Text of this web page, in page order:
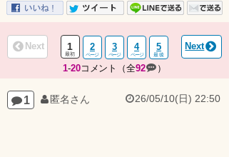
1-20コメント（全92 ）
Next Next
1 2 3 4 5
1 匿名さん 26/05/10(日) 22:50